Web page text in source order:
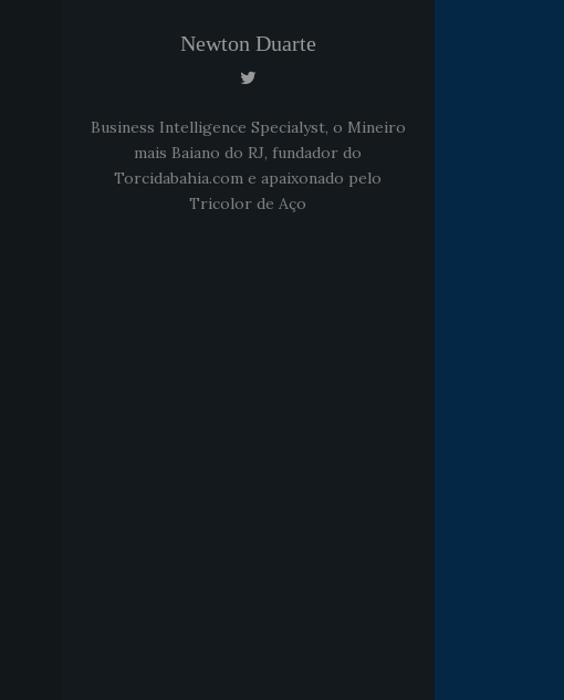
Newton Duarte
Business Intelligence Specialyst, o Mineiro
mais Baiano do RJ, fundador do
Torcidabahia.com e apaixonado pelo
Tricolor de Aço